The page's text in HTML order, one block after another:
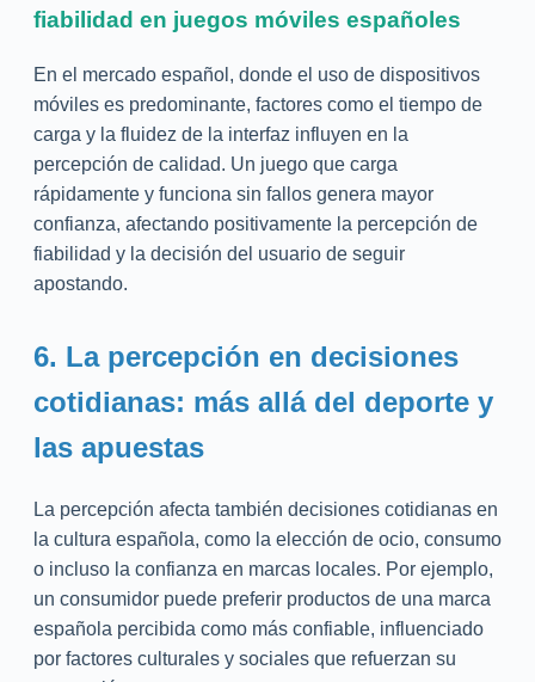
fiabilidad en juegos móviles españoles
En el mercado español, donde el uso de dispositivos
móviles es predominante, factores como el tiempo de
carga y la fluidez de la interfaz influyen en la
percepción de calidad. Un juego que carga
rápidamente y funciona sin fallos genera mayor
confianza, afectando positivamente la percepción de
fiabilidad y la decisión del usuario de seguir
apostando.
6. La percepción en decisiones
cotidianas: más allá del deporte y
las apuestas
La percepción afecta también decisiones cotidianas en
la cultura española, como la elección de ocio, consumo
o incluso la confianza en marcas locales. Por ejemplo,
un consumidor puede preferir productos de una marca
española percibida como más confiable, influenciado
por factores culturales y sociales que refuerzan su